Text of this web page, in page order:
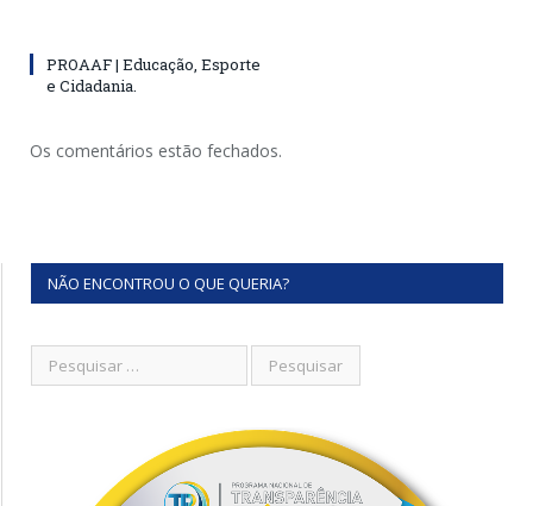
PROAAF | Educação, Esporte
e Cidadania.
Os comentários estão fechados.
NÃO ENCONTROU O QUE QUERIA?